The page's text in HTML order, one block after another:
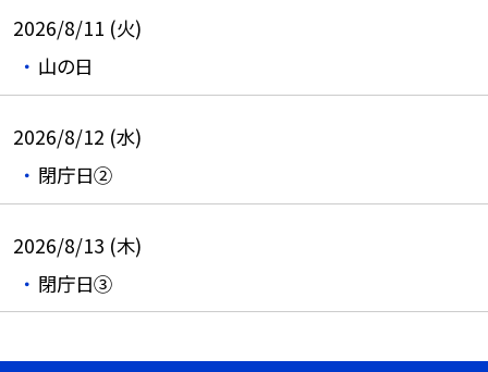
2026/8/11 (火)
山の日
2026/8/12 (水)
閉庁日②
2026/8/13 (木)
閉庁日③